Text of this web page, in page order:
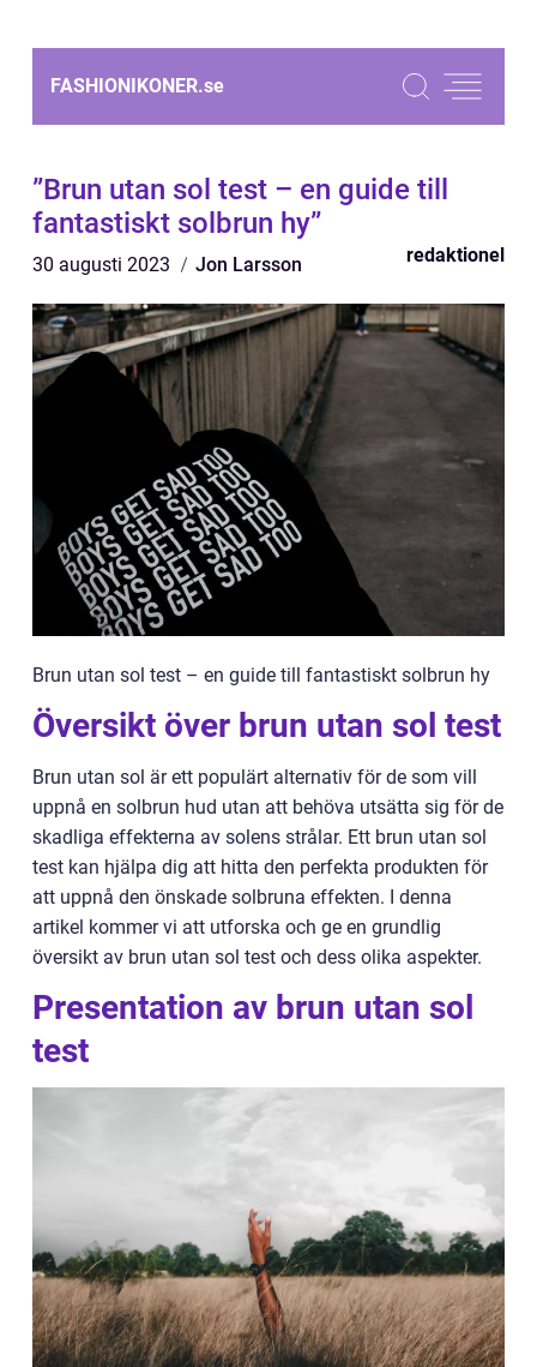
FASHIONIKONER.se
”Brun utan sol test – en guide till
fantastiskt solbrun hy”
30 augusti 2023 Jon Larsson redaktionel
Brun utan sol test – en guide till fantastiskt solbrun hy
Översikt över brun utan sol test
Brun utan sol är ett populärt alternativ för de som vill
uppnå en solbrun hud utan att behöva utsätta sig för de
skadliga effekterna av solens strålar. Ett brun utan sol
test kan hjälpa dig att hitta den perfekta produkten för
att uppnå den önskade solbruna effekten. I denna
artikel kommer vi att utforska och ge en grundlig
översikt av brun utan sol test och dess olika aspekter.
Presentation av brun utan sol
test